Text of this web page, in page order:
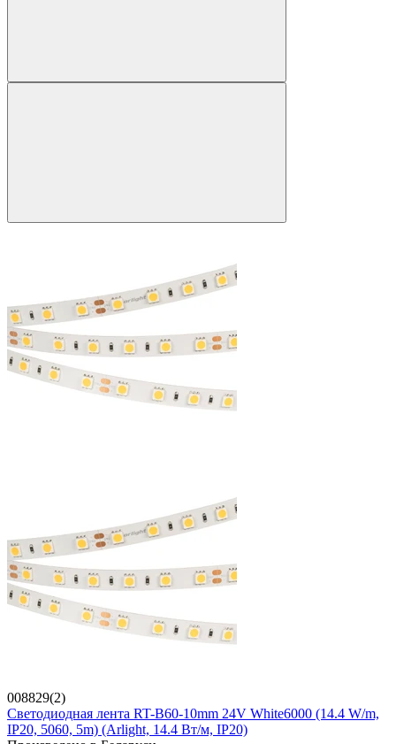
008829(2)
Светодиодная лента RT-B60-10mm 24V White6000 (14.4 W/m,
IP20, 5060, 5m) (Arlight, 14.4 Вт/м, IP20)